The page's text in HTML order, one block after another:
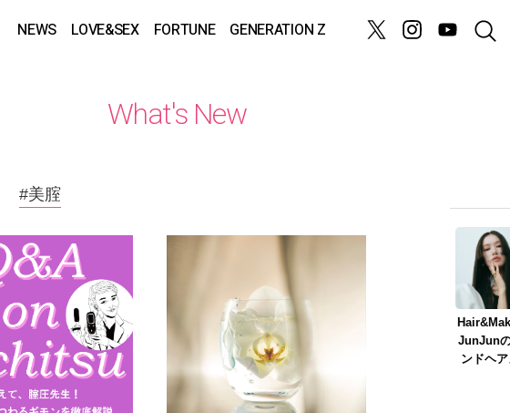
NEWS LOVE&SEX FORTUNE GENERATION Z
What's New
#美腟
JunJun
ンドヘ